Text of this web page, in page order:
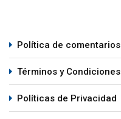
Política de comentarios
Términos y Condiciones
Políticas de Privacidad